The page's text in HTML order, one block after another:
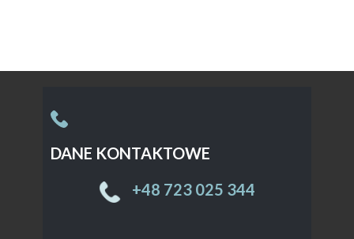
Sample text. Click to select the text box. Click
again or double click to start editing the text.
DANE KONTAKTOWE
+48 ​723 025 344